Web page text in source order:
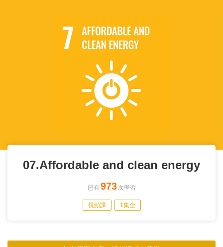
07.Affordable and clean energy
已有973 次學習
視頻課 1集全